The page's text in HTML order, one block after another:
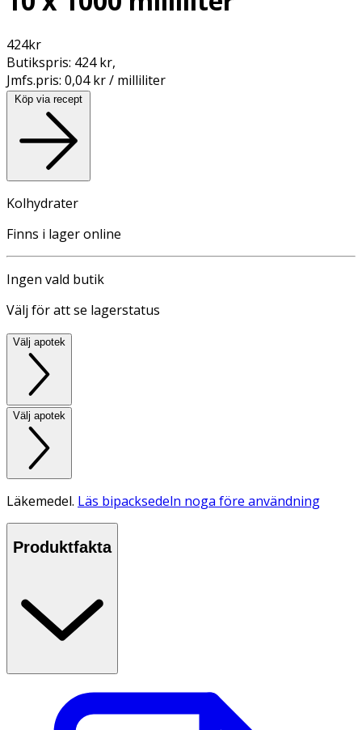
424kr
Butikspris: 424 kr,
Jmfs.pris: 0,04 kr / milliliter
Köp via recept
Kolhydrater
Finns i lager online
Ingen vald butik
Välj för att se lagerstatus
Välj apotek
Välj apotek
Läkemedel. Läs bipacksedeln noga före användning
Produktfakta